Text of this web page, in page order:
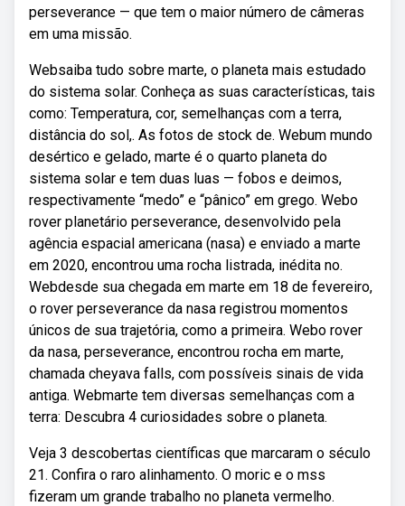
perseverance — que tem o maior número de câmeras
em uma missão.
Websaiba tudo sobre marte, o planeta mais estudado
do sistema solar. Conheça as suas características, tais
como: Temperatura, cor, semelhanças com a terra,
distância do sol,. As fotos de stock de. Webum mundo
desértico e gelado, marte é o quarto planeta do
sistema solar e tem duas luas — fobos e deimos,
respectivamente “medo” e “pânico” em grego. Webo
rover planetário perseverance, desenvolvido pela
agência espacial americana (nasa) e enviado a marte
em 2020, encontrou uma rocha listrada, inédita no.
Webdesde sua chegada em marte em 18 de fevereiro,
o rover perseverance da nasa registrou momentos
únicos de sua trajetória, como a primeira. Webo rover
da nasa, perseverance, encontrou rocha em marte,
chamada cheyava falls, com possíveis sinais de vida
antiga. Webmarte tem diversas semelhanças com a
terra: Descubra 4 curiosidades sobre o planeta.
Veja 3 descobertas científicas que marcaram o século
21. Confira o raro alinhamento. O moric e o mss
fizeram um grande trabalho no planeta vermelho.